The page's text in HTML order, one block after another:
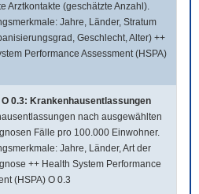
Arztkontakte (geschätzte Anzahl).
Jahre, Länder, Stratum
Geschlecht, Alter) ++
Performance Assessment (HSPA)
O 0.3: Krankenhausentlassungen
nach ausgewählten
Fälle pro 100.000 Einwohner.
Jahre, Länder, Art der
++ Health System Performance
(HSPA) O 0.3